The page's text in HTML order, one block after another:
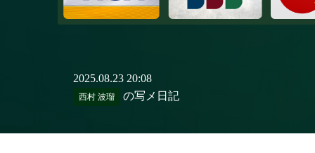
2025.08.23 20:08
西村 波瑠 の写メ日記